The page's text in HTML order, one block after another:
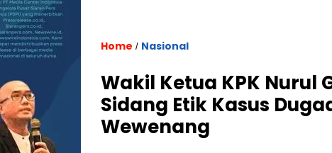
Home / Nasional
Wakil Ketua KPK Nurul
Sidang Etik Kasus
Wewenang